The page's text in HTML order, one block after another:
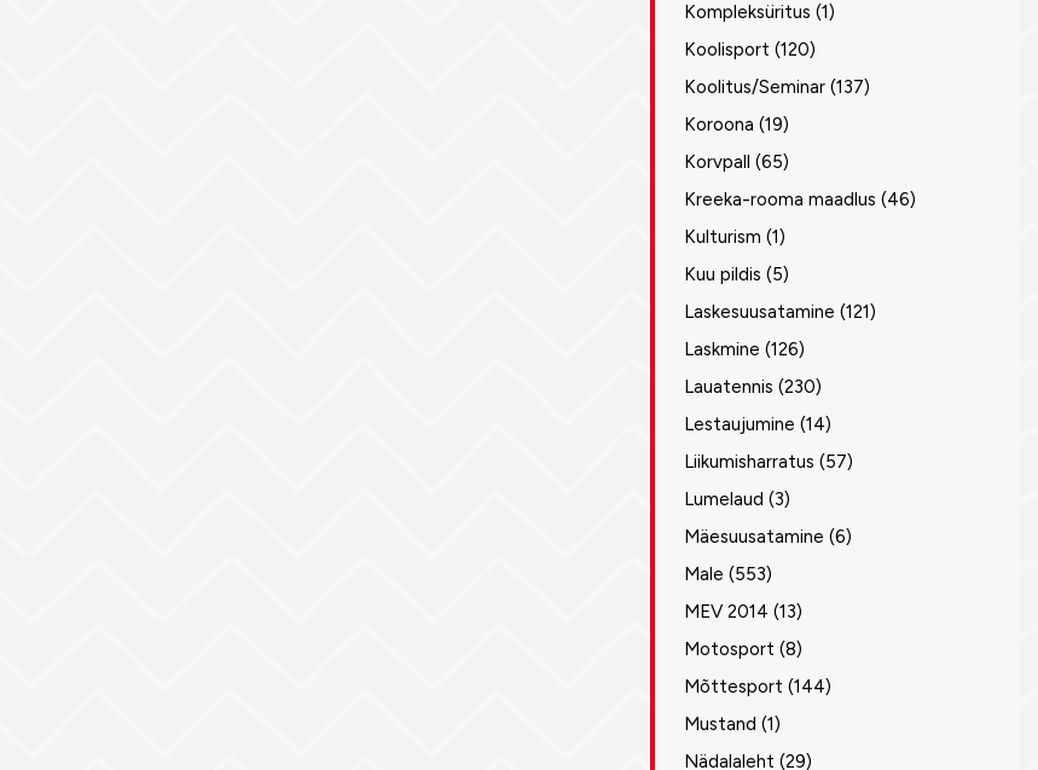
Kompleksüritus (1)
Koolisport (120)
Koolitus/Seminar (137)
Koroona (19)
Korvpall (65)
Kreeka-rooma maadlus (46)
Kulturism (1)
Kuu pildis (5)
Laskesuusatamine (121)
Laskmine (126)
Lauatennis (230)
Lestaujumine (14)
Liikumisharratus (57)
Lumelaud (3)
Mäesuusatamine (6)
Male (553)
MEV 2014 (13)
Motosport (8)
Mõttesport (144)
Mustand (1)
Nädalaleht (29)